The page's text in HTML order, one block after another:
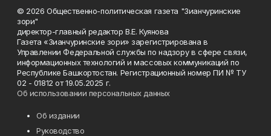
© 2026 Общественно-политическая газета "Зианчуринские
зори"
директор-главный редактор В.Е. Куянова
Газета «Зианчуринские зори» зарегистрирована в
Управлении Федеральной службы по надзору в сфере связи,
информационных технологий и массовых коммуникаций по
Республике Башкортостан. Регистрационный номер ПИ № ТУ
02 - 01812 от 19.05.2025 г.
Об использовании персональных данных
Об издании
Руководство